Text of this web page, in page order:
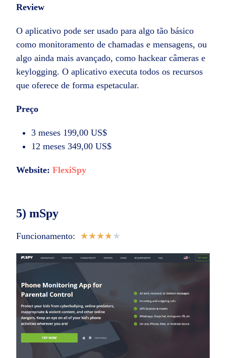
Review
O aplicativo pode ser usado para algo tão básico
como monitoramento de chamadas e mensagens, ou
algo ainda mais avançado, como hackear câmeras e
keylogging. O aplicativo executa todos os recursos
que oferece de forma espetacular.
Preço
3 meses 199,00 US$
12 meses 349,00 US$
Website:FlexiSpy
5) mSpy
Funcionamento: ★★★★ ★